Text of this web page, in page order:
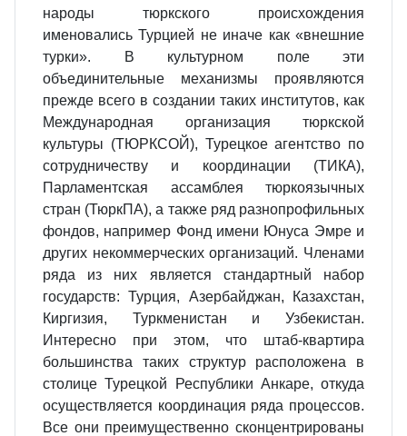
народы тюркского происхождения
именовались Турцией не иначе как «внешние
турки». В культурном поле эти
объединительные механизмы проявляются
прежде всего в создании таких институтов, как
Международная организация тюркской
культуры (ТЮРКСОЙ), Турецкое агентство по
сотрудничеству и координации (ТИКА),
Парламентская ассамблея тюркоязычных
стран (ТюркПА), а также ряд разнопрофильных
фондов, например Фонд имени Юнуса Эмре и
других некоммерческих организаций. Членами
ряда из них является стандартный набор
государств: Турция, Азербайджан, Казахстан,
Киргизия, Туркменистан и Узбекистан.
Интересно при этом, что штаб-квартира
большинства таких структур расположена в
столице Турецкой Республики Анкаре, откуда
осуществляется координация ряда процессов.
Все они преимущественно сконцентрированы